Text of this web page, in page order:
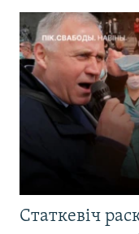
Статкевіч